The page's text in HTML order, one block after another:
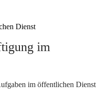
Dienst
im
im öffentlichen Dienst